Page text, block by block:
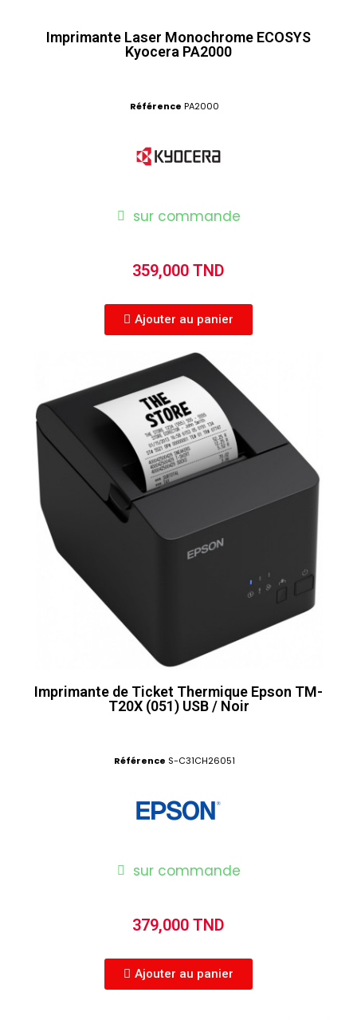
Imprimante Laser Monochrome ECOSYS
Kyocera PA2000
Référence PA2000
sur commande
359,000 TND
Ajouter au panier
Imprimante de Ticket Thermique Epson TM-
T20X (051) USB / Noir
Référence S-C31CH26051
sur commande
379,000 TND
Ajouter au panier